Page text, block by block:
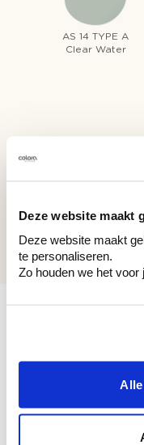
Deze website maakt
Deze website maakt
te personaliseren.
Zo houden we het voor
AS 14 TYPE A
Clear Water
Serene Cloud
Ontdek er
Bekijk er de